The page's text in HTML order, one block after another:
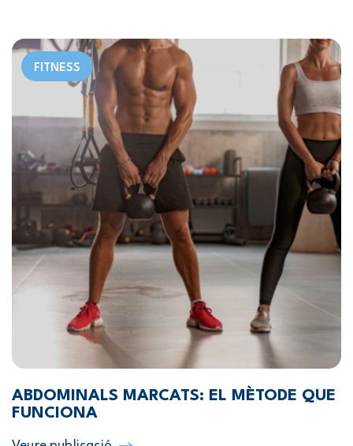
FITNESS
ABDOMINALS MARCATS: EL MÈTODE QUE
FUNCIONA